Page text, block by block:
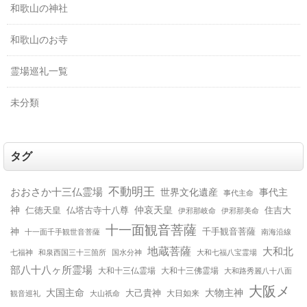
和歌山の神社
和歌山のお寺
霊場巡礼一覧
未分類
タグ
おおさか十三仏霊場 不動明王 世界文化遺産 事代主命
事代主
神 仁徳天皇 仏塔古寺十八尊 仲哀天皇 伊邪那岐命 伊邪那美命 住吉大
神 十一面千手観世音菩薩 十一面観音菩薩 千手観音菩薩 南海沿線
七福神 和泉西国三十三箇所 国水分神 地蔵菩薩 大和七福八宝霊場
大和北
部八十八ヶ所霊場
大和十三仏霊場 大和十三佛霊場 大和路秀麗八十八面
観音巡礼 大国主命 大山祇命 大己貴神 大日如来 大物主神
大阪メ